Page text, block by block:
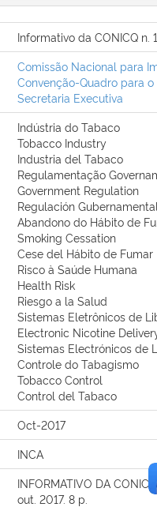
Informativo da CONICQ n.
Comissão Nacional para
Convenção-Quadro para
Secretaria Executiva
Indústria do Tabaco
Tobacco Industry
Industria del Tabaco
Regulamentação
Government Regulation
Regulación Gubernamental
Abandono do Hábito de
Smoking Cessation
Cese del Hábito de Fumar
Risco à Saúde Humana
Health Risk
Riesgo a la Salud
Sistemas Eletrônicos de
Electronic Nicotine
Sistemas Electrónicos de
Controle do Tabagismo
Tobacco Control
Control del Tabaco
Oct-2017
INCA
INFORMATIVO DA
out. 2017. 8 p.